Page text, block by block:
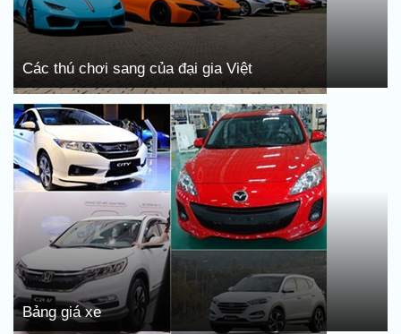
Các thú chơi sang của đại gia Việt
Bảng giá xe